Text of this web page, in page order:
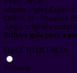
Idioma: Ingles/Español
Online: Si – Requiere
Juego original y
Incluye guia paso a
ELEGÍ TU LICENCIA
Primaria